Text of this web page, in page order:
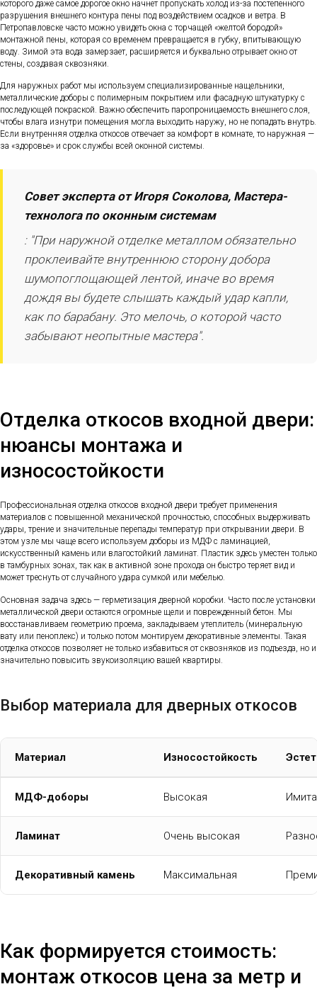
которого даже самое дорогое окно начнет пропускать холод из-за постепенного
разрушения внешнего контура пены под воздействием осадков и ветра. В
Петропавловске часто можно увидеть окна с торчащей «желтой бородой»
монтажной пены, которая со временем превращается в губку, впитывающую
воду. Зимой эта вода замерзает, расширяется и буквально отрывает окно от
стены, создавая сквозняки.
Для наружных работ мы используем специализированные нащельники,
металлические доборы с полимерным покрытием или фасадную штукатурку с
последующей покраской. Важно обеспечить паропроницаемость внешнего слоя,
чтобы влага изнутри помещения могла выходить наружу, но не попадать внутрь.
Если внутренняя отделка откосов отвечает за комфорт в комнате, то наружная —
за «здоровье» и срок службы всей оконной системы.
Совет эксперта от Игоря Соколова, Мастера-
технолога по оконным системам
: "При наружной отделке металлом обязательно
проклеивайте внутреннюю сторону добора
шумопоглощающей лентой, иначе во время
дождя вы будете слышать каждый удар капли,
как по барабану. Это мелочь, о которой часто
забывают неопытные мастера".
Отделка откосов входной двери:
нюансы монтажа и
износостойкости
Профессиональная отделка откосов входной двери требует применения
материалов с повышенной механической прочностью, способных выдерживать
удары, трение и значительные перепады температур при открывании двери. В
этом узле мы чаще всего используем доборы из МДФ с ламинацией,
искусственный камень или влагостойкий ламинат. Пластик здесь уместен только
в тамбурных зонах, так как в активной зоне прохода он быстро теряет вид и
может треснуть от случайного удара сумкой или мебелью.
Основная задача здесь — герметизация дверной коробки. Часто после установки
металлической двери остаются огромные щели и поврежденный бетон. Мы
восстанавливаем геометрию проема, закладываем утеплитель (минеральную
вату или пеноплекс) и только потом монтируем декоративные элементы. Такая
отделка откосов позволяет не только избавиться от сквозняков из подъезда, но и
значительно повысить звукоизоляцию вашей квартиры.
Выбор материала для дверных откосов
Материал Износостойкость
МДФ-доборы Высокая
Ламинат Очень высокая
Декоративный камень Максимальная
Как формируется стоимость:
монтаж откосов цена за метр и